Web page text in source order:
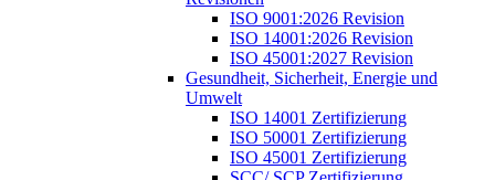
ISO 9001:2026 Revision
ISO 14001:2026 Revision
ISO 45001:2027 Revision
Gesundheit, Sicherheit, Energie und
Umwelt
ISO 14001 Zertifizierung
ISO 50001 Zertifizierung
ISO 45001 Zertifizierung